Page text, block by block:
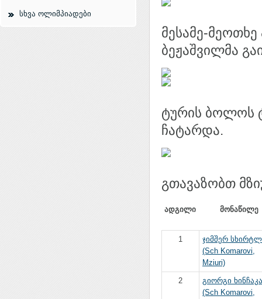
სხვა ოლიმპიადები
მესამე-
ბეჟაშვილმა
ტურის ბოლოს
ჩატარდა.
გთავაზობთ
ადგილი მონაწილე
1
ჯიმშერ
(Sch Komarovi,
Mziuri)
2
გიორგი
(Sch Komarovi,